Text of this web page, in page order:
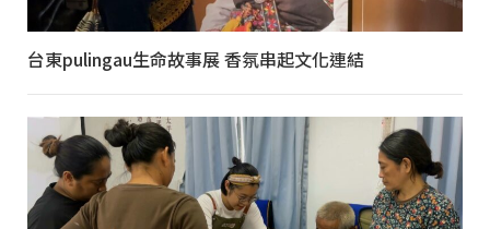
台東pulingau生命故事展 香氛串起文化連結